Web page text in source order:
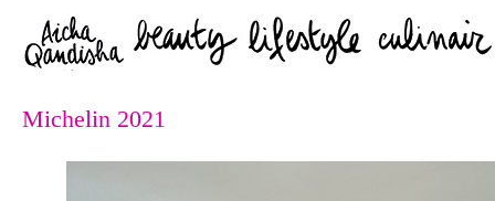
Michelin 2021